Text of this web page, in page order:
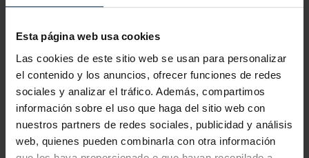
Esta página web usa cookies
Las cookies de este sitio web se usan para personalizar
el contenido y los anuncios, ofrecer funciones de redes
sociales y analizar el tráfico. Además, compartimos
información sobre el uso que haga del sitio web con
nuestros partners de redes sociales, publicidad y análisis
web, quienes pueden combinarla con otra información
responsabilidad alguna en cuanto a hipotéticos perjuicios
que pudieran originarse por el uso de dicha información. Se
cualquier daño o perjuicio que pudiera sufrir el Usuario
como consecuencia de errores, defectos u omisiones, en
la información facilitada porDOSBI CONSULTINGsiempre
que proceda de fuentes ajenas aDOSBI CONSULTING.